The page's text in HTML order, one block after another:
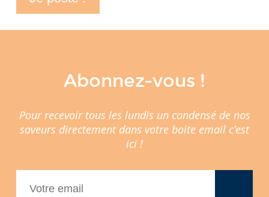
Abonnez-vous !
Pour recevoir tous les lundis un condensé de nos
saveurs directement dans votre boite email c'est
ici !